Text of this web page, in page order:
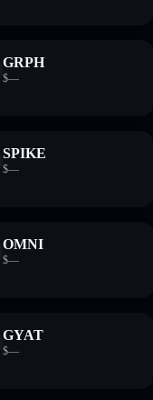
GRPH
$—
SPIKE
$—
OMNI
$—
GYAT
$—